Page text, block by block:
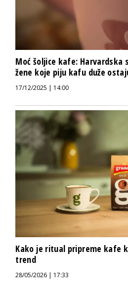
Moć šoljice kafe:
žene koje piju kafu duže
17/12/2025 | 14:00
Kako je ritual pripreme kafe
trend
28/05/2026 | 17:33